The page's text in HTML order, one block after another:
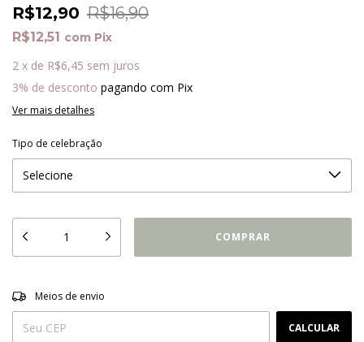
R$12,90 R$16,90
R$12,51 com Pix
2 x de R$6,45 sem juros
3% de desconto pagando com Pix
Ver mais detalhes
Tipo de celebração
Entregas para o CEP:
Meios de envio
CALCULAR